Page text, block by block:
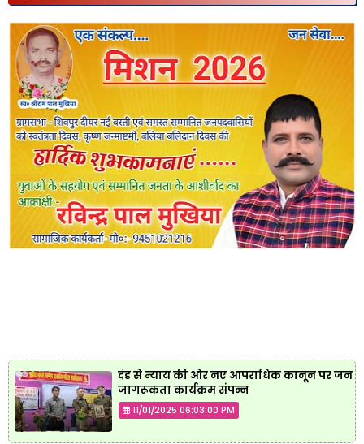
दंड से न्याय की ओर नए आपराधिक कानून पर जन
जागरूकता कार्यक्रम संपन्न
11/01/2025 06:03:00 PM